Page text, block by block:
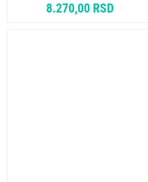
8.270,00 RSD